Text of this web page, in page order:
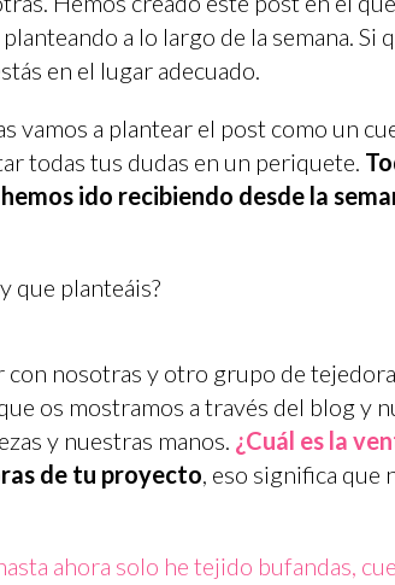
a lo largo de la semana. Si
en el lugar adecuado.
vamos a plantear el post como un
todas tus dudas en un periquete.
ido recibiendo desde la
que planteáis?
con nosotras y otro grupo de
os mostramos a través del blog y
y nuestras manos. ¿Cuál es la
de tu proyecto , eso significa
ahora solo he tejido bufandas,